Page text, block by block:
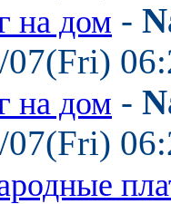
на дом -
07(Fri)
на дом -
07(Fri)